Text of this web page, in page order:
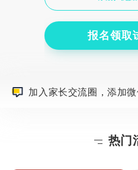
报名领取
加入家长交流圈，添加
热门